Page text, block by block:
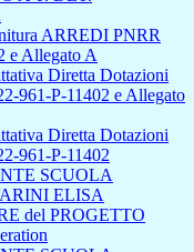
ARREDI PNRR
e Allegato A
Diretta Dotazioni
961-P-11402 e Allegato
Diretta Dotazioni
961-P-11402
SCUOLA
ELISA
del PROGETTO